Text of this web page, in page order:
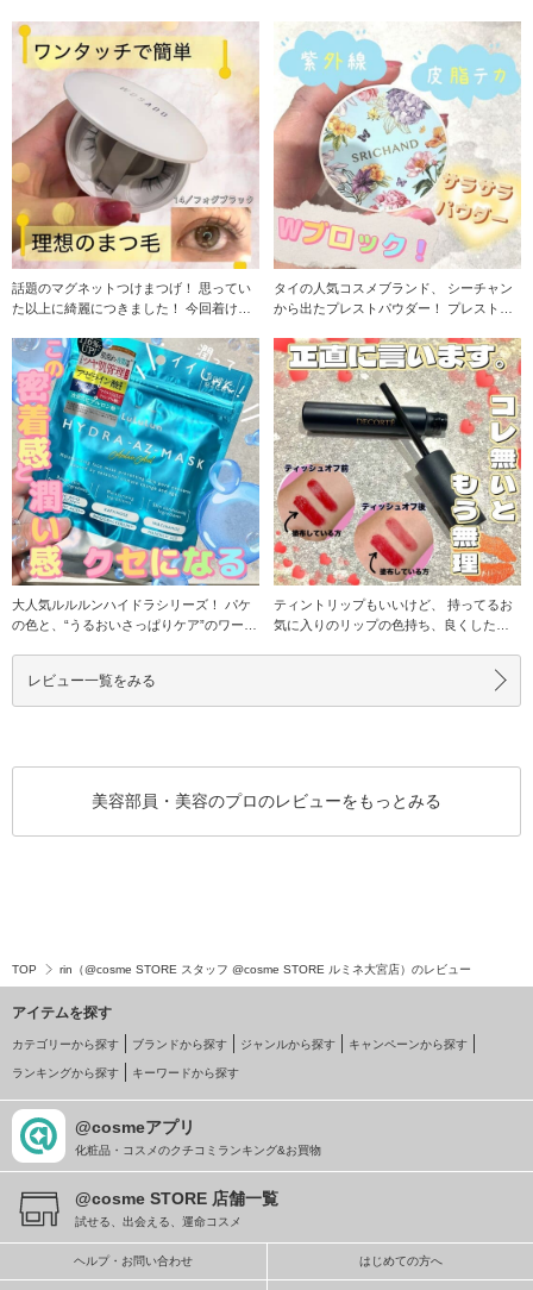
話題のマグネットつけまつげ！ 思ってい
た以上に綺麗につきました！ 今回着けた
タイの人気コスメブランド、 シーチャン
から出たプレストパウダー！ プレストタ
大人気ルルルンハイドラシリーズ！ パケ
の色と、“うるおいさっぱりケア”のワード
ティントリップもいいけど、 持ってるお
気に入りのリップの色持ち、良くしたく
レビュー一覧をみる
美容部員・美容のプロのレビューをもっとみる
TOP rin（@cosme STORE スタッフ @cosme STORE ルミネ大宮店）のレビュー
アイテムを探す
カテゴリーから探す ブランドから探す ジャンルから探す キャンペーンから探す
ランキングから探す キーワードから探す
@cosmeアプリ
化粧品・コスメのクチコミランキング&お買物
@cosme STORE 店舗一覧
試せる、出会える、運命コスメ
ヘルプ・お問い合わせ はじめての方へ